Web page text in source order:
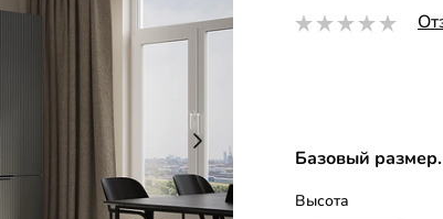
Базовый
Высота